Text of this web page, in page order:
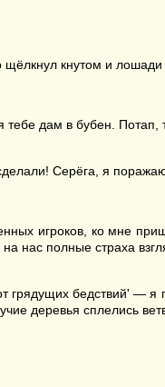
кнутом и лошади
дам в бубен.
Серёга, я
игроков, ко мне
нас полные страха
бедствий' — я
деревья сплелись